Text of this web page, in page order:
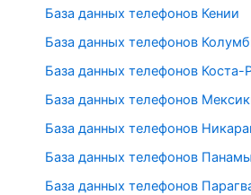
База данных телефонов Кении
База данных телефонов
База данных телефонов Коста-
База данных телефонов
База данных телефонов
База данных телефонов Панамы
База данных телефонов